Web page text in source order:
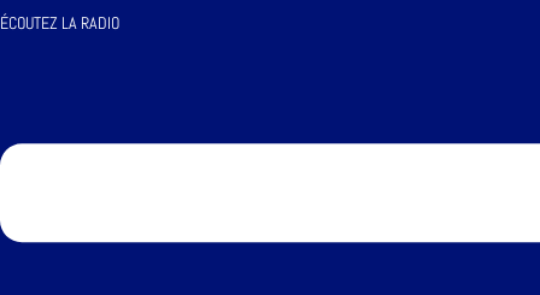
ÉCOUTEZ LA RADIO